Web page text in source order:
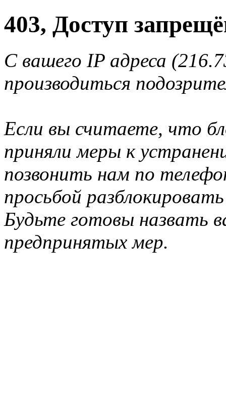
403, Доступ
С вашего IP адреса
производиться
Если вы считаете, что
приняли меры к
позвонить нам по
просьбой
Будьте готовы назвать
предпринятых мер.